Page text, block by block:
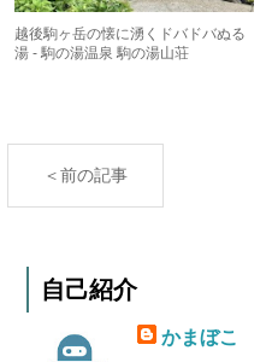
越後駒ヶ岳の懐に湧くドバドバぬる
湯 - 駒の湯温泉 駒の湯山荘
＜前の記事
自己紹介
かまぼこ